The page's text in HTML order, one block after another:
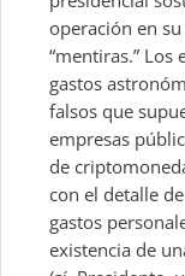
operación en
“mentiras.” Los
gastos
falsos que
empresas
de
con el detalle
gastos
existencia de